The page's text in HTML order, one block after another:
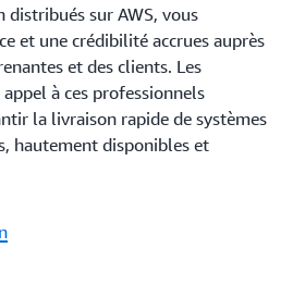
distribués sur AWS, vous
et une crédibilité accrues auprès
et des clients. Les
à ces professionnels
la livraison rapide de systèmes
hautement disponibles et